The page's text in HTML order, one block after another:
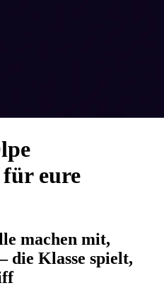
für eure
machen mit,
die Klasse spielt,